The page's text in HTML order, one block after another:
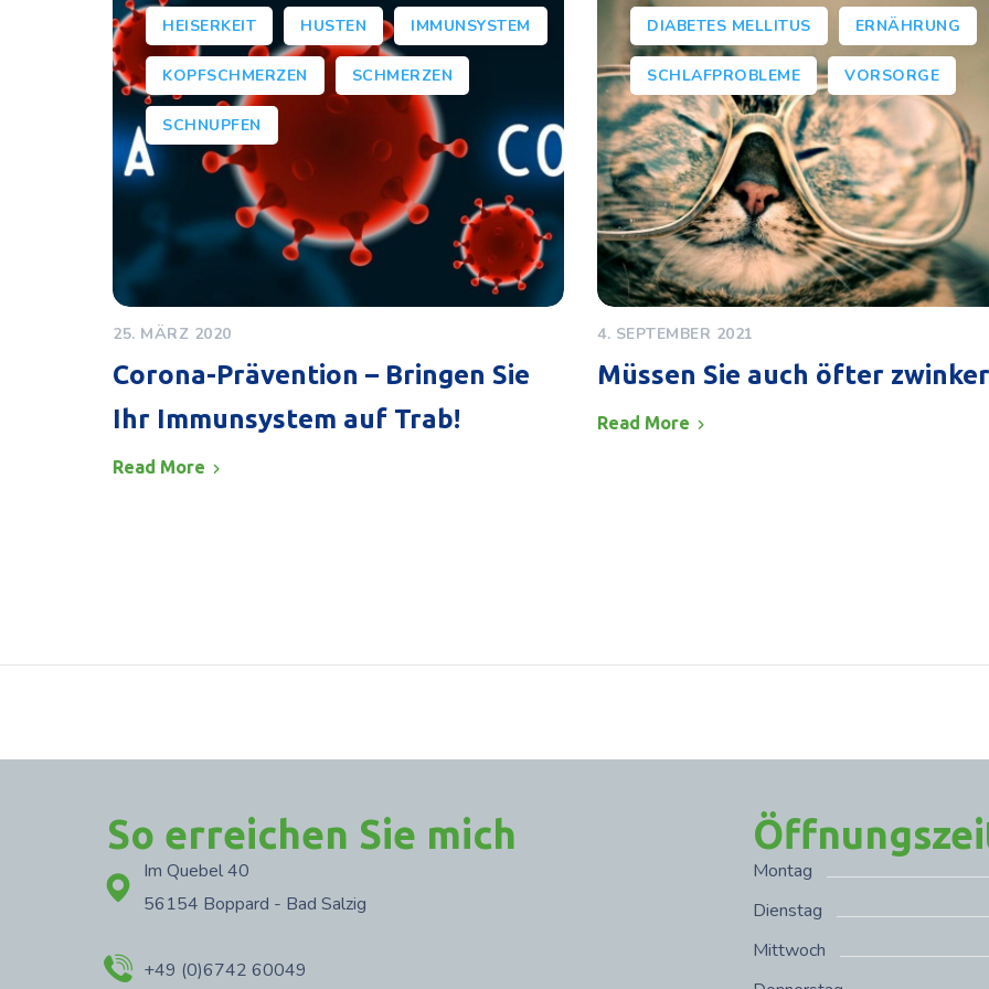
HEISERKEIT HUSTEN IMMUNSYSTEM
KOPFSCHMERZEN SCHMERZEN
SCHNUPFEN
25. MÄRZ 2020
Corona-Prävention – Bringen Sie
Ihr Immunsystem auf Trab!
Read More
DIABETES MELLITUS ERNÄHRUNG
SCHLAFPROBLEME VORSORGE
4. SEPTEMBER 2021
Müssen Sie auch öfter
Read More
So erreichen Sie mich
Im Quebel 40
56154 Boppard - Bad Salzig
+49 (0)6742 60049
Montag
Dienstag
Mittwoch